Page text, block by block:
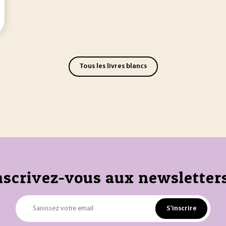
Tous les livres blancs
vous aux
Saisissez votre email S'inscrire